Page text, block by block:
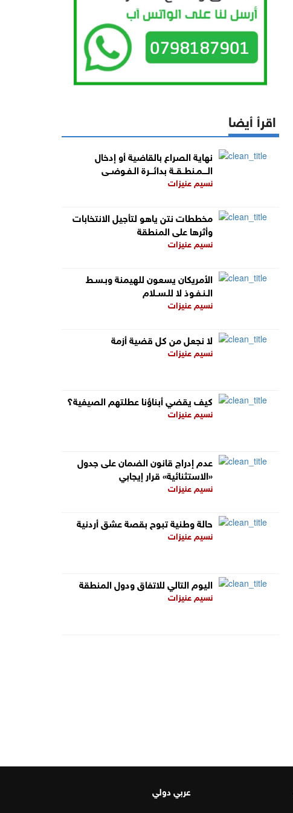
اقرأ أيضا
نهاية الصراع بالقاضية أو إدخال
الــــمـنطــقــة بدائـــرة الـفـوضــى
نسيم عنيزات
مخططات نتن ياهو لتأجيل الانتخابات
وأثرها على المنطقة
نسيم عنيزات
الأمريكان يسعون للهيمنة وبـسـط
الـنـفـوذ لا للـســلام
نسيم عنيزات
لا نجعل من كل قضية أزمة
نسيم عنيزات
كيف يقضي أبناؤنا عطلتهم الصيفية؟
نسيم عنيزات
عدم إدراج قانون الضمان على جدول
«الاستثنائية» قرار إيجابي
نسيم عنيزات
حالة وطنية تبوح بقصة عشق أردنية
نسيم عنيزات
اليوم التالي للاتفاق ودول المنطقة
نسيم عنيزات
عربي دولي